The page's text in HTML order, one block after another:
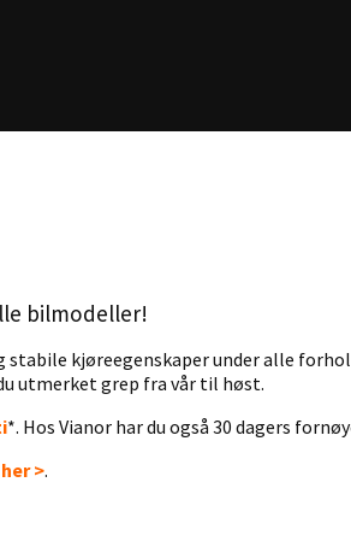
bilmodeller!
stabile kjøreegenskaper under alle
utmerket grep fra vår til høst.
*. Hos Vianor har du også 30 dagers
>.